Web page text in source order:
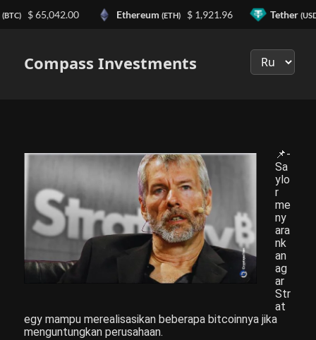
Compass Investments
📌-
Sa
ylo
r
me
ny
ara
nk
an
ag
ar
Str
at
egy mampu merealisasikan beberapa bitcoinnya jika
menguntungkan perusahaan.
(BTC) $ 65,042.00 Ethereum (ETH) $ 1,921.96 Tether